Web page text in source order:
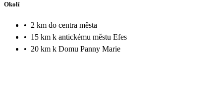
Okolí
• 2 km do centra města
• 15 km k antickému městu Efes
• 20 km k Domu Panny Marie